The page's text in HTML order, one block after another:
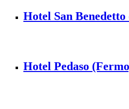
Hotel San
Hotel Pedaso